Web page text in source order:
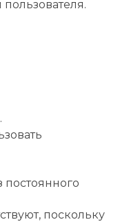
поскольку